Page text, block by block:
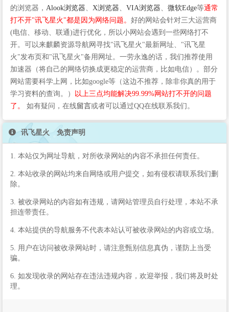
的浏览器， Alook浏览器 X浏览器 VIA浏览器 微软Edge等通常
打不开"讯飞星火"都是因为网络问题。 好的网站会针对三大运营商
(电信、移动、联通)进行优化，所以小网站会遇到一些网络打不
开。可以来麒麟资源导航网寻找"讯飞星火"最新网址、"讯飞星
火"发布页和"讯飞星火"备用网址。一劳永逸的话，我们推荐使用
加速器（将自己的网络切换成更稳定的运营商，比如电信）。部分
网站需要科学上网，比如google等（这边不推荐，除非你真的用于
学习资料的查询。）
以上三点均能解决99.99%网站打不开的问题
了。
如有疑问，在线留言或者可以通过QQ在线联系我们。
讯飞星火 免责声明
1. 本站仅为网址导航，对所收录网站的内容不承担任何责任。
2. 本站收录的网站均来自网络或用户提交，如有侵权请联系我们删
除。
3. 被收录网站的内容如有违规，请网站管理员自行处理，本站不承
担连带责任。
4. 本站提供的导航服务不代表本站认可被收录网站的内容或立场。
5. 用户在访问被收录网站时，请注意甄别信息真伪，谨防上当受
骗。
6. 如发现收录的网站存在违法违规内容，欢迎举报，我们将及时处
理。